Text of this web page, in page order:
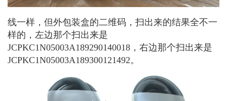
线一样，但外包装盒的二维码，扫出来的结果全不一
样的，左边那个扫出来是
JCPKC1N05003A189290140018，右边那个扫出来是
JCPKC1N05003A189300121492。